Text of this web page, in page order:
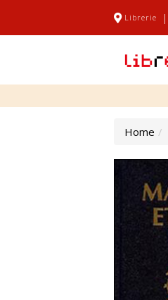
Librerie |
Home